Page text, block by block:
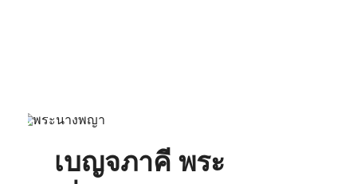
เบญจภาคี พระ